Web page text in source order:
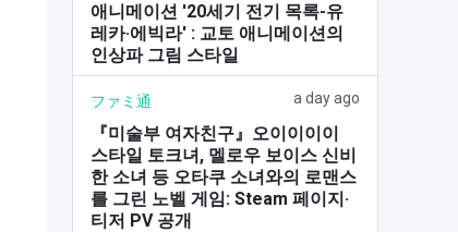
애니메이션 '20세기 전기 목록-유
레카·에빅라' : 교토 애니메이션의
인상파 그림 스타일
ファミ通 a day ago
『미술부 여자친구』오이이이이
스타일 토크녀, 멜로우 보이스 신비
한 소녀 등 오타쿠 소녀와의 로맨스
를 그린 노벨 게임: Steam 페이지·
티저 PV 공개